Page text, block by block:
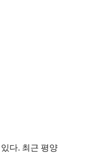
다. 최근 평양